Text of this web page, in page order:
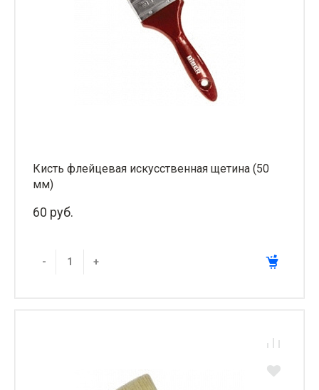
Кисть флейцевая искусственная щетина (50
мм)
60 руб.
- +